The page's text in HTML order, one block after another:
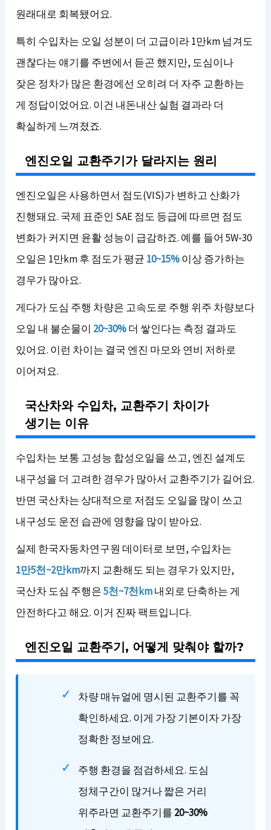
원래대로 회복됐어요.
특히 수입차는 오일 성분이 더 고급이라 1만km 넘겨도
괜찮다는 얘기를 주변에서 듣곤 했지만, 도심이나
잦은 정차가 많은 환경에선 오히려 더 자주 교환하는
게 정답이었어요. 이건 내돈내산 실험 결과라 더
확실하게 느껴졌죠.
엔진오일 교환주기가 달라지는 원리
엔진오일은 사용하면서 점도(VIS)가 변하고 산화가
진행돼요. 국제 표준인 SAE 점도 등급에 따르면 점도
변화가 커지면 윤활 성능이 급감하죠. 예를 들어 5W-30
오일은 1만km 후 점도가 평균 10~15%이상 증가하는
경우가 많아요.
게다가 도심 주행 차량은 고속도로 주행 위주 차량보다
오일 내 불순물이 20~30%더 쌓인다는 측정 결과도
있어요. 이런 차이는 결국 엔진 마모와 연비 저하로
이어져요.
국산차와 수입차, 교환주기 차이가
생기는 이유
수입차는 보통 고성능 합성오일을 쓰고, 엔진 설계도
내구성을 더 고려한 경우가 많아서 교환주기가 길어요.
반면 국산차는 상대적으로 저점도 오일을 많이 쓰고
내구성도 운전 습관에 영향을 많이 받아요.
실제 한국자동차연구원 데이터로 보면, 수입차는
1만5천~2만km까지 교환해도 되는 경우가 있지만,
국산차 도심 주행은5천~7천km내외로 단축하는 게
안전하다고 해요. 이거 진짜 팩트입니다.
엔진오일 교환주기, 어떻게 맞춰야 할까?
차량 매뉴얼에 명시된 교환주기를 꼭
확인하세요. 이게 가장 기본이자 가장
정확한 정보에요.
주행 환경을 점검하세요. 도심
정체구간이 많거나 짧은 거리
위주라면 교환주기를 20~30%